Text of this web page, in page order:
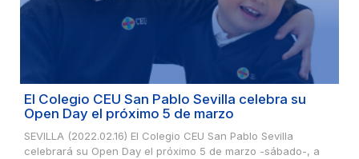
El Colegio CEU San Pablo Sevilla celebra su
Open Day el próximo 5 de marzo
SEVILLA (2022.02.16) El Colegio CEU San Pablo Sevilla
celebrará su Open Day el próximo 5 de marzo -sábado-, a